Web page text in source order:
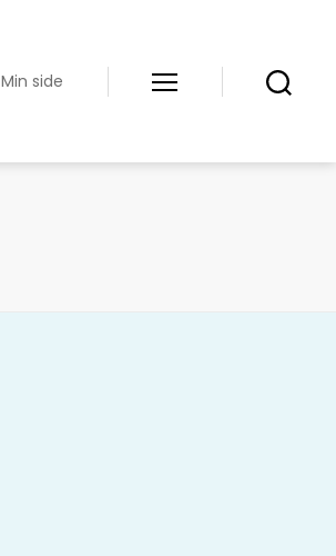
Min side